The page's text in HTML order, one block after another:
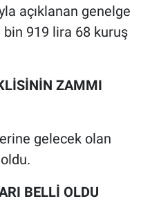
açıklanan genelge
bin 919 lira 68 kuruş
ZAMMI
gelecek olan
BELLİ OLDU